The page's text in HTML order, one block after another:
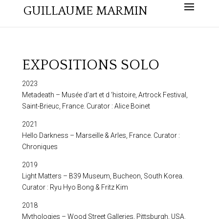
GUILLAUME MARMIN
EXPOSITIONS SOLO
2023
Metadeath – Musée d’art et d ‘histoire, Artrock Festival,
Saint-Brieuc, France. Curator : Alice Boinet
2021
Hello Darkness – Marseille & Arles, France. Curator :
Chroniques
2019
Light Matters – B39 Museum, Bucheon, South Korea.
Curator : Ryu Hyo Bong & Fritz Kim
2018
Mythologies – Wood Street Galleries, Pittsburgh, USA.